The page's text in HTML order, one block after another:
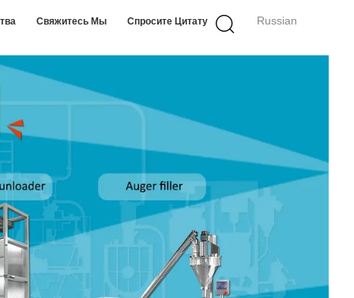
Russian
Свяжитесь Мы Спросите Цитату